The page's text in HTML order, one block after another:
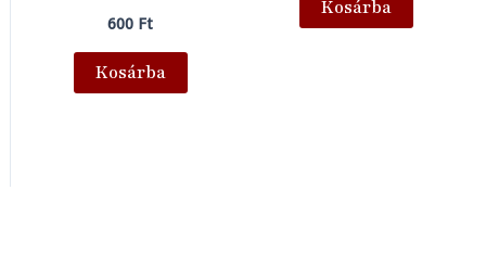
600 Ft
Kosárba
Kosárba